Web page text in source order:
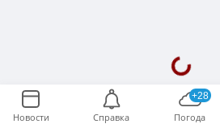
Новости Справка
+28
Погода